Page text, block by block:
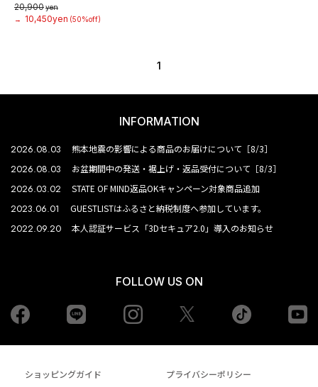
20,900yen
→
10,450yen (50%off)
1
INFORMATION
2026.08.03 熊本地震の影響による商品のお届けについて［8/3］
2026.08.03 お盆期間中の発送・裾上げ・返品受付について［8/3］
2026.03.02 STATE OF MIND返品OKキャンペーン対象商品追加
2023.06.01 GUESTLISTはふるさと納税制度へ参加しています。
2022.09.20 本人認証サービス「3Dセキュア2.0」導入のお知らせ
FOLLOW US ON
Facebook Instagram tiktok
ショッピングガイド
プライバシーポリシー